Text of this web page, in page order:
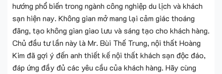
hướng phổ biến trong ngành công nghiệp du lịch và khách
sạn hiện nay. Không gian mở mang lại cảm giác thoáng
đãng, tạo không gian giao lưu và sáng tạo cho khách hàng.
Chủ đầu tư lần này là Mr. Bùi Thế Trung, nội thất Hoàng
Kim đã gợi ý đến anh thiết kế nội thất khách sạn độc đáo,
đáp ứng đầy đủ các yêu cầu của khách hàng. Hãy cùng